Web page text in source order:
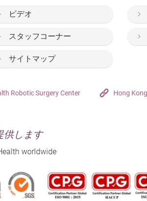
ビデオ
スタッフコーナー
サイトマップ
Robotic Surgery Center Hong
供します
worldwide